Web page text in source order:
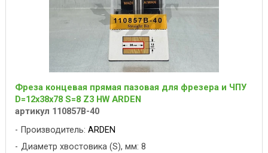
Фреза концевая прямая пазовая для фрезера и ЧПУ
D=12x38x78 S=8 Z3 HW ARDEN
артикул 110857B-40
Производитель: ARDEN
Диаметр хвостовика (S), мм: 8